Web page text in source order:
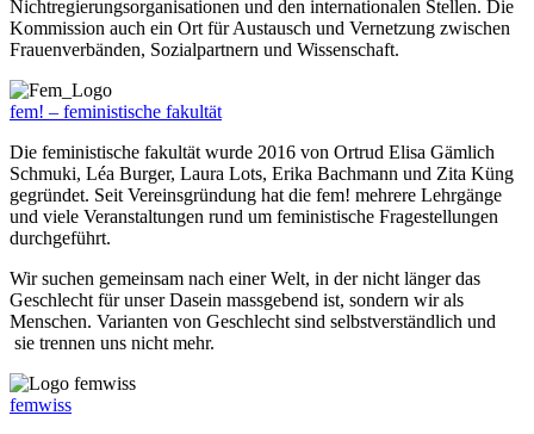
Nichtregierungsorganisationen und den internationalen Stellen. Die
Kommission auch ein Ort für Austausch und Vernetzung zwischen
Frauenverbänden, Sozialpartnern und Wissenschaft.
fem! – feministische fakultät
Die feministische fakultät wurde 2016 von Ortrud Elisa Gämlich
Schmuki, Léa Burger, Laura Lots, Erika Bachmann und Zita Küng
gegründet. Seit Vereinsgründung hat die fem! mehrere Lehrgänge
und viele Veranstaltungen rund um feministische Fragestellungen
durchgeführt.
Wir suchen gemeinsam nach einer Welt, in der nicht länger das
Geschlecht für unser Dasein massgebend ist, sondern wir als
Menschen. Varianten von Geschlecht sind selbstverständlich und
sie trennen uns nicht mehr.
femwiss